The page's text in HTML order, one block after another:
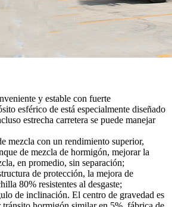
y estable con fuerte
esférico de está especialmente diseñado
estrecha carretera se puede manejar
mezcla con un rendimiento superior,
de mezcla de hormigón, mejorar la
en promedio, sin separación;
de protección, la mejora de
80% resistentes al desgaste;
de inclinación. El centro de gravedad es